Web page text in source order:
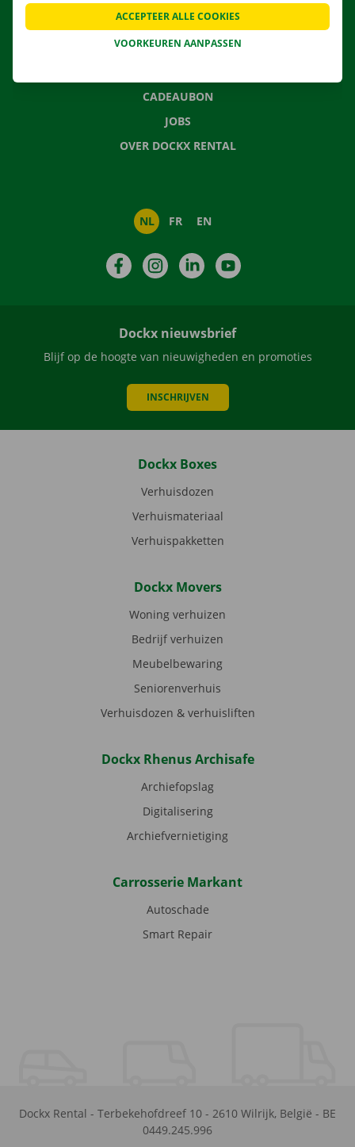
CONTACTEER ONS
VEELGESTELDE VRAGEN
CADEAUBON
JOBS
OVER DOCKX RENTAL
NL FR EN
FacebookInstagramLinkedIn
Dockx nieuwsbrief
Blijf op de hoogte van nieuwigheden en promoties
INSCHRIJVEN
Dockx Boxes
Verhuisdozen
Verhuismateriaal
Verhuispakketten
Dockx Movers
Woning verhuizen
Bedrijf verhuizen
Meubelbewaring
Seniorenverhuis
Verhuisdozen & verhuisliften
Dockx Rhenus Archisafe
Archiefopslag
Digitalisering
Archiefvernietiging
Carrosserie Markant
Autoschade
Smart Repair
Dockx Rental - Terbekehofdreef 10 - 2610 Wilrijk, België - BE
0449.245.996
VOORKEUREN AANPASSEN
ACCEPTEER ALLE COOKIES